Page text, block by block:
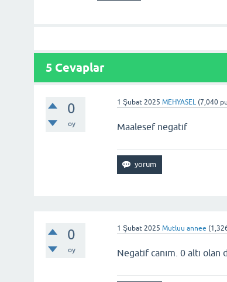
5 Cevaplar
0
oy
1 Şubat 2025 MEHYASEL (7,040
Maalesef negatif
0
oy
1 Şubat 2025 Mutluu annee (
Negatif canım. 0 altı